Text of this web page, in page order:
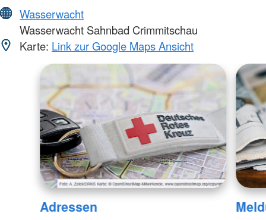
Wasserwacht
Wasserwacht Sahnbad Crimmitschau
Karte: Link zur Google Maps Ansicht
Adressen